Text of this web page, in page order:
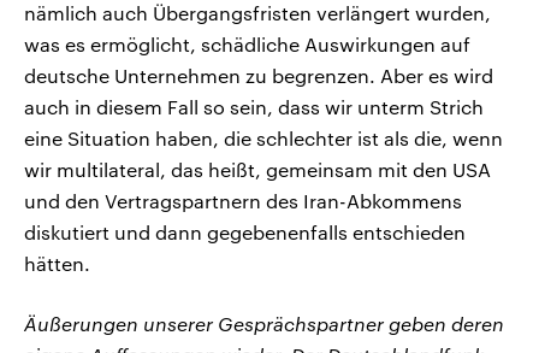
nämlich auch Übergangsfristen verlängert wurden,
was es ermöglicht, schädliche Auswirkungen auf
deutsche Unternehmen zu begrenzen. Aber es wird
auch in diesem Fall so sein, dass wir unterm Strich
eine Situation haben, die schlechter ist als die, wenn
wir multilateral, das heißt, gemeinsam mit den USA
und den Vertragspartnern des Iran-Abkommens
diskutiert und dann gegebenenfalls entschieden
hätten.
Äußerungen unserer Gesprächspartner geben deren